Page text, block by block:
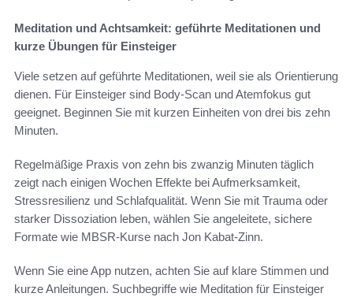
Meditation und Achtsamkeit: geführte Meditationen und
kurze Übungen für Einsteiger
Viele setzen auf geführte Meditationen, weil sie als Orientierung
dienen. Für Einsteiger sind Body-Scan und Atemfokus gut
geeignet. Beginnen Sie mit kurzen Einheiten von drei bis zehn
Minuten.
Regelmäßige Praxis von zehn bis zwanzig Minuten täglich
zeigt nach einigen Wochen Effekte bei Aufmerksamkeit,
Stressresilienz und Schlafqualität. Wenn Sie mit Trauma oder
starker Dissoziation leben, wählen Sie angeleitete, sichere
Formate wie MBSR-Kurse nach Jon Kabat-Zinn.
Wenn Sie eine App nutzen, achten Sie auf klare Stimmen und
kurze Anleitungen. Suchbegriffe wie Meditation für Einsteiger